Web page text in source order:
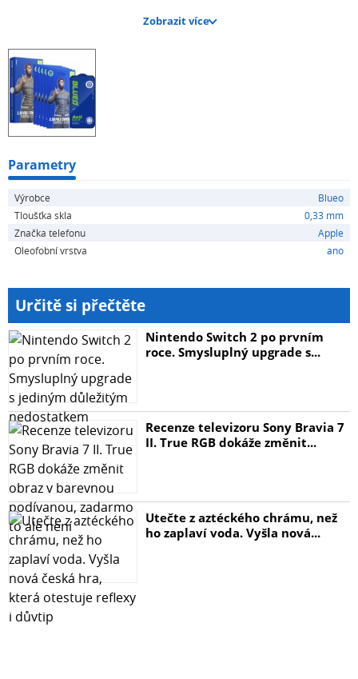
Zobrazit více
Parametry
Výrobce
Blueo
Tloušťka skla
0,33 mm
Značka telefonu
Apple
Oleofobní vrstva
ano
Určitě si přečtěte
Nintendo Switch 2 po prvním
roce. Smysluplný upgrade s...
Recenze televizoru Sony Bravia 7
II. True RGB dokáže změnit...
Utečte z aztéckého chrámu, než
ho zaplaví voda. Vyšla nová...